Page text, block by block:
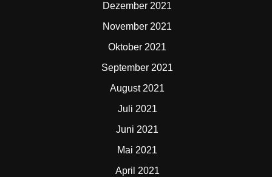
Dezember 2021
November 2021
Oktober 2021
September 2021
August 2021
Juli 2021
Juni 2021
Mai 2021
April 2021